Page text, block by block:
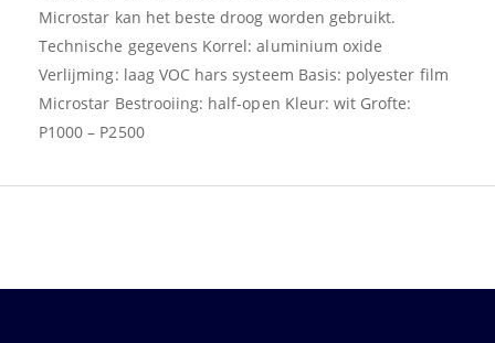
Microstar kan het beste droog worden gebruikt.
Technische gegevens Korrel: aluminium oxide
Verlijming: laag VOC hars systeem Basis: polyester film
Microstar Bestrooiing: half-open Kleur: wit Grofte:
P1000 – P2500